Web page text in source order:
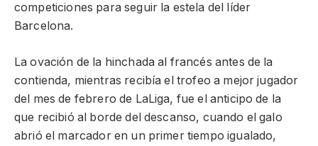
competiciones para seguir la estela del líder
Barcelona.
La ovación de la hinchada al francés antes de la
contienda, mientras recibía el trofeo a mejor jugador
del mes de febrero de LaLiga, fue el anticipo de la
que recibió al borde del descanso, cuando el galo
abrió el marcador en un primer tiempo igualado,